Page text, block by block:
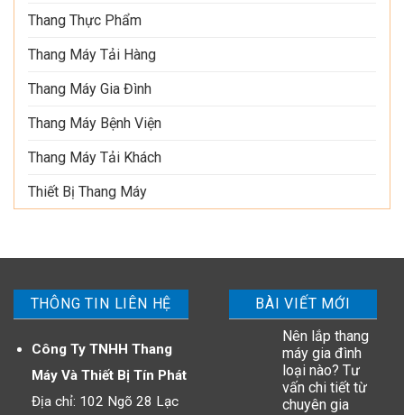
Thang Thực Phẩm
Thang Máy Tải Hàng
Thang Máy Gia Đình
Thang Máy Bệnh Viện
Thang Máy Tải Khách
Thiết Bị Thang Máy
THÔNG TIN LIÊN HỆ
Công Ty TNHH Thang
Máy Và Thiết Bị Tín Phát
Địa chỉ: 102 Ngõ 28 Lạc
BÀI VIẾT MỚI
Nên lắp thang
máy gia đình
loại nào? Tư
vấn chi tiết từ
chuyên gia